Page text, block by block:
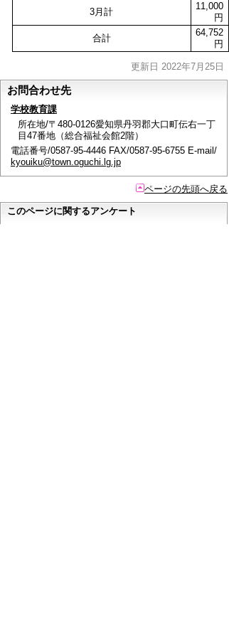
3月計
11,000
円
合計
64,752
円
更新日 2022年7月25日
お問合わせ先
学校教育課
所在地/〒480-0126愛知県丹羽郡大口町伝右一丁
目47番地（総合福祉会館2階）
電話番号/0587-95-4446 FAX/0587-95-6755 E-mail/
kyouiku@town.oguchi.lg.jp
ページの先頭へ戻る
このページに関するアンケート